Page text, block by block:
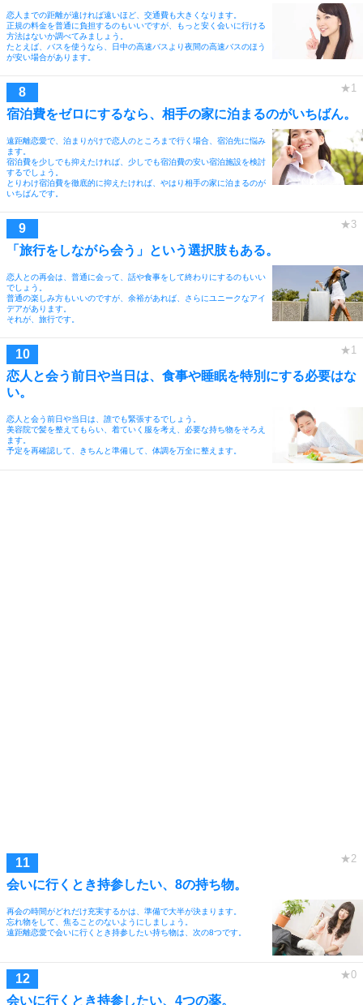
恋人までの距離が遠ければ遠いほど、交通費も大きくなります。
正規の料金を普通に負担するのもいいですが、もっと安く会いに行ける
方法はないか調べてみましょう。
たとえば、バスを使うなら、日中の高速バスより夜間の高速バスのほう
が安い場合があります。
宿泊費をゼロにするなら、相手の家に泊まるのがいちばん。
遠距離恋愛で、泊まりがけで恋人のところまで行く場合、宿泊先に悩み
ます。
宿泊費を少しでも抑えたければ、少しでも宿泊費の安い宿泊施設を検討
するでしょう。
とりわけ宿泊費を徹底的に抑えたければ、やはり相手の家に泊まるのが
いちばんです。
「旅行をしながら会う」という選択肢もある。
恋人との再会は、普通に会って、話や食事をして終わりにするのもいい
でしょう。
普通の楽しみ方もいいのですが、余裕があれば、さらにユニークなアイ
デアがあります。
それが、旅行です。
恋人と会う前日や当日は、食事や睡眠を特別にする必要はな
い。
恋人と会う前日や当日は、誰でも緊張するでしょう。
美容院で髪を整えてもらい、着ていく服を考え、必要な持ち物をそろえ
ます。
予定を再確認して、きちんと準備して、体調を万全に整えます。
会いに行くとき持参したい、8の持ち物。
再会の時間がどれだけ充実するかは、準備で大半が決まります。
忘れ物をして、焦ることのないようにしましょう。
遠距離恋愛で会いに行くとき持参したい持ち物は、次の8つです。
会いに行くとき持参したい、4つの薬。